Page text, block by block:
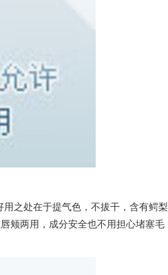
之处在于提气色，不拔干，含有鳄梨
颊两用，成分安全也不用担心堵塞毛